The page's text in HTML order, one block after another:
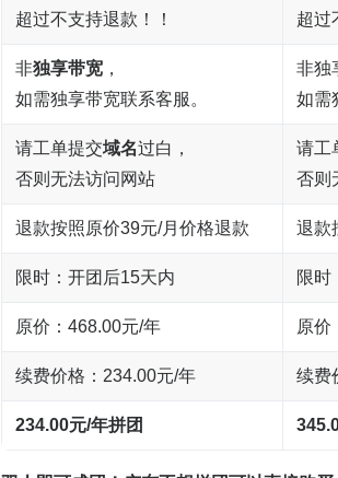
超过不支持退款！！
超过
非独享带宽 ，
如需独享带宽联系客服。
非独
如需
请工单提交域名过白，
否则无法访问网站
请工
否则
退款按照原价39元/月价格退款 退款
限时：开团后15天内 限时
原价：468.00元/年 原价
续费价格：234.00元/年 续费
234.00元/年拼团